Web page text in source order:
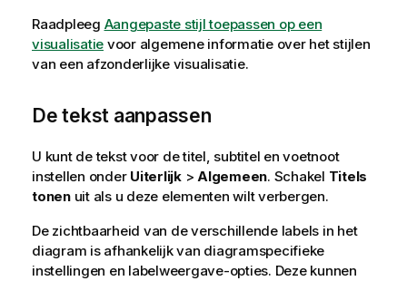
Raadpleeg Aangepaste stijl toepassen op een
visualisatie voor algemene informatie over het stijlen
van een afzonderlijke visualisatie.
De tekst aanpassen
U kunt de tekst voor de titel, subtitel en voetnoot
instellen onder Uiterlijk> Algemeen. Schakel Titels
tonenuit als u deze elementen wilt verbergen.
De zichtbaarheid van de verschillende labels in het
diagram is afhankelijk van diagramspecifieke
instellingen en labelweergave-opties. Deze kunnen